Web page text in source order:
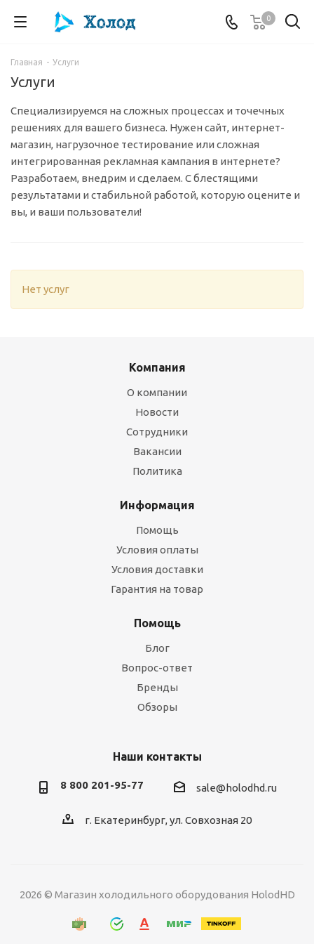
0
Главная - Услуги
Услуги
Специализируемся на сложных процессах и точечных
решениях для вашего бизнеса. Нужен сайт, интернет-
магазин, нагрузочное тестирование или сложная
интегрированная рекламная кампания в интернете?
Разработаем, внедрим и сделаем. С блестящими
результатами и стабильной работой, которую оцените и
вы, и ваши пользователи!
Нет услуг
Компания
О компании
Новости
Сотрудники
Вакансии
Политика
Информация
Помощь
Условия оплаты
Условия доставки
Гарантия на товар
Помощь
Блог
Вопрос-ответ
Бренды
Обзоры
Наши контакты
8 800 201-95-77 sale@holodhd.ru
г. Екатеринбург, ул. Совхозная 20
2026 © Магазин холодильного оборудования HolodHD